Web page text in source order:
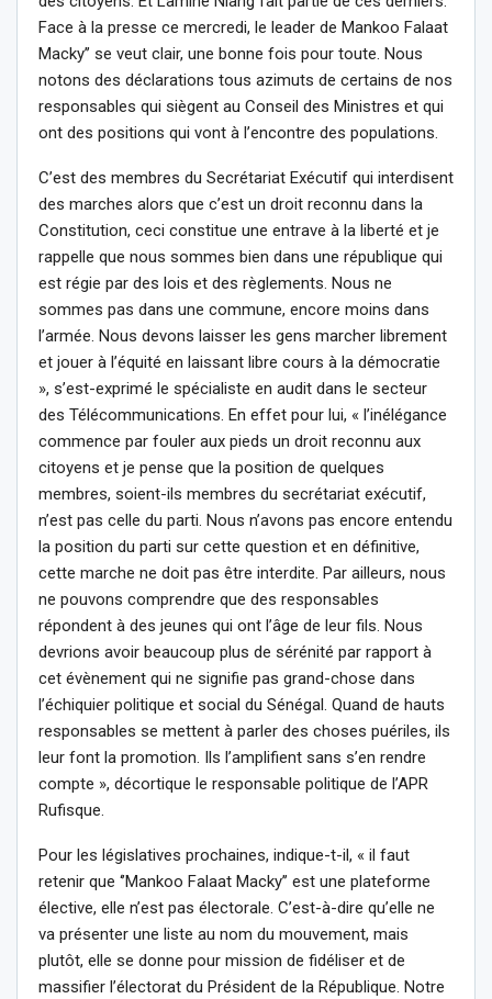
Face à la presse ce mercredi, le leader de Mankoo Falaat
Macky’’ se veut clair, une bonne fois pour toute. Nous
notons des déclarations tous azimuts de certains de nos
responsables qui siègent au Conseil des Ministres et qui
ont des positions qui vont à l’encontre des populations.
C’est des membres du Secrétariat Exécutif qui interdisent
des marches alors que c’est un droit reconnu dans la
Constitution, ceci constitue une entrave à la liberté et je
rappelle que nous sommes bien dans une république qui
est régie par des lois et des règlements. Nous ne
sommes pas dans une commune, encore moins dans
l’armée. Nous devons laisser les gens marcher librement
et jouer à l’équité en laissant libre cours à la démocratie
», s’est-exprimé le spécialiste en audit dans le secteur
des Télécommunications. En effet pour lui, « l’inélégance
commence par fouler aux pieds un droit reconnu aux
citoyens et je pense que la position de quelques
membres, soient-ils membres du secrétariat exécutif,
n’est pas celle du parti. Nous n’avons pas encore entendu
la position du parti sur cette question et en définitive,
cette marche ne doit pas être interdite. Par ailleurs, nous
ne pouvons comprendre que des responsables
répondent à des jeunes qui ont l’âge de leur fils. Nous
devrions avoir beaucoup plus de sérénité par rapport à
cet évènement qui ne signifie pas grand-chose dans
l’échiquier politique et social du Sénégal. Quand de hauts
responsables se mettent à parler des choses puériles, ils
leur font la promotion. Ils l’amplifient sans s’en rendre
compte », décortique le responsable politique de l’APR
Rufisque.
Pour les législatives prochaines, indique-t-il, « il faut
retenir que ‘’Mankoo Falaat Macky’’ est une plateforme
élective, elle n’est pas électorale. C’est-à-dire qu’elle ne
va présenter une liste au nom du mouvement, mais
plutôt, elle se donne pour mission de fidéliser et de
massifier l’électorat du Président de la République. Notre